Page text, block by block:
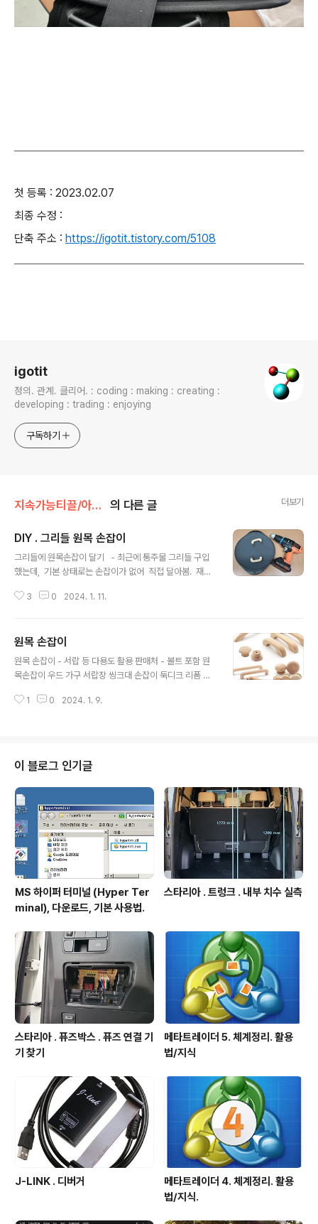
첫 등록 : 2023.02.07
최종 수정 :
단축 주소 : https://igotit.tistory.com/5108
igotit
정의. 관계. 클리어. : coding : making : creating :
developing : trading : enjoying
구독하기
지속가능티끌/아이템 의 다른 글 더보기
DIY . 그리들 원목 손잡이
그리들에 원목손잡이 달기 - 최근에 통주물 그리들 구입
했는데, 기본 상태로는 손잡이가 없어 직접 달아봄. 재료
는 제품 이용함. 3. 드릴 : 블랙엔데크 멀티이보 그리들 에
재작업. 2024.08.05 - 손잡이 목재에 끼워져 있는 너트
가 부실해서 쉽게 빠진다. M5 스텐 볼트 , 너트로 먼저 고
정하고, 목재 손잡이와 볼트에 에폭시 접착제인 시너지
그리들 통주물 그리들 . 인덕션 겸용 .라그렌 만타 무쇠 통
3 0 2024. 1. 11.
원목 손잡이
원목 손잡이 - 서랍 등 다용도 활용 판매처 - 볼트 포함 원
목손잡이 우드 가구 서랍장 씽크대 손잡이 둑디크 리폼 C
사진 . 볼트 지름 : 3.8mm 연관 활용예 : 무쇠 그리들에 손
재료 및 도구 1. 원목손잡이 : 저렴하게 판매되는 제품 igoti
t.tistory.com 첫 등록 : 2024.01.09 최종 수정 : 2024.
01.11 단축 주소 : https://igotit.tistory.com/5073
1 0 2024. 1. 9.
이 블로그 인기글
MS 하이퍼 터미널 (Hyper Ter
minal), 다운로드, 기본 사용법.
스타리아 . 트렁크 . 내부 치수 실측
스타리아 . 퓨즈박스 . 퓨즈 연결 기
기 찾기
메타트레이더 5. 체계정리. 활용
법/지식
J-LINK . 디버거
메타트레이더 4. 체계정리. 활용
법/지식.